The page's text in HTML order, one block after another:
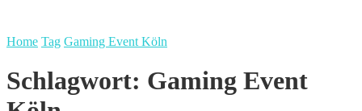
Home Tag Gaming Event Köln
Schlagwort: Gaming Event